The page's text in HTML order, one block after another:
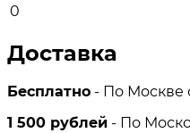
0
Доставка
Бесплатно - По Москве
1 500 рублей - По